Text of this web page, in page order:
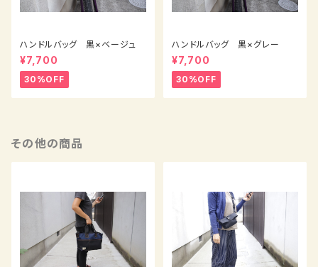
ハンドルバッグ 黒×ベージュ
¥7,700
30%OFF
ハンドルバッグ 黒×グレー
¥7,700
30%OFF
その他の商品